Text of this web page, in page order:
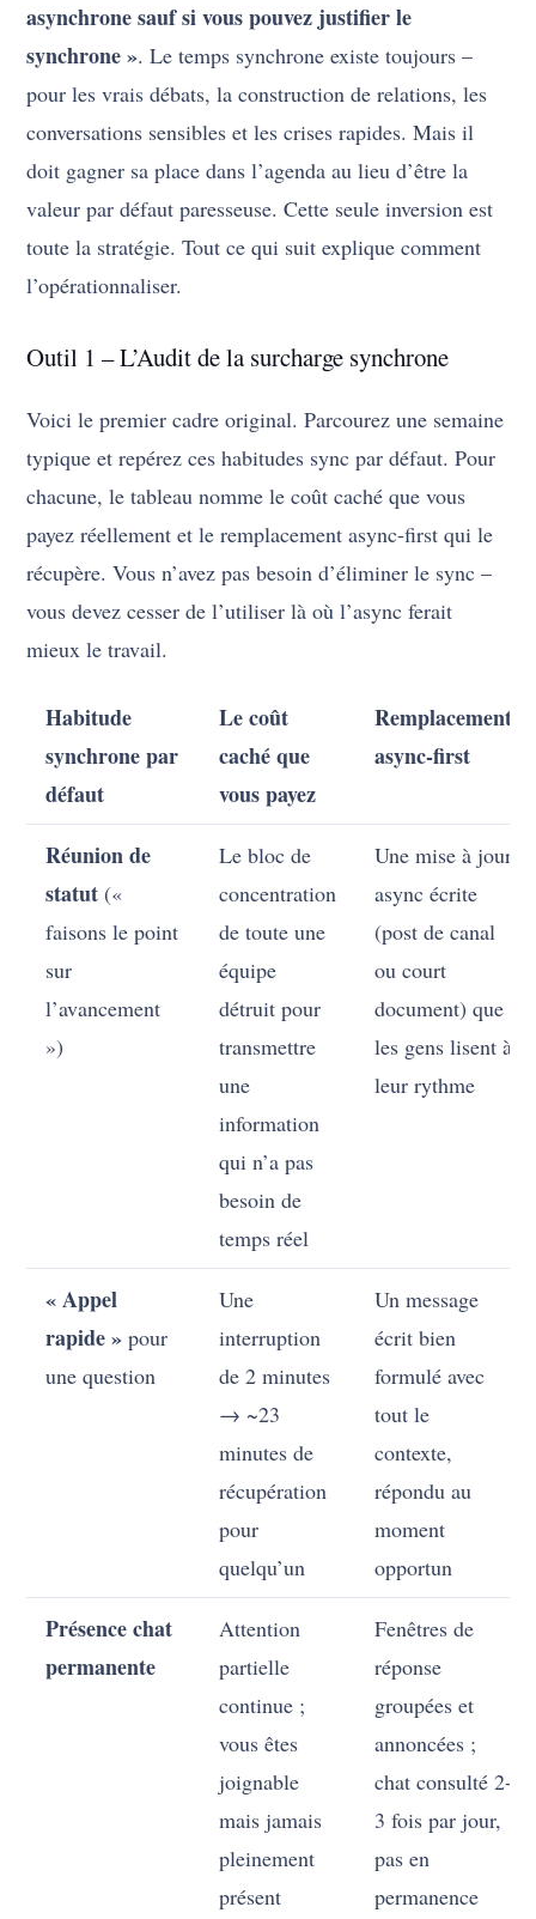
asynchrone sauf si vous pouvez justifier le
synchrone ». Le temps synchrone existe toujours –
pour les vrais débats, la construction de relations, les
conversations sensibles et les crises rapides. Mais il
doit gagner sa place dans l’agenda au lieu d’être la
valeur par défaut paresseuse. Cette seule inversion est
toute la stratégie. Tout ce qui suit explique comment
l’opérationnaliser.
Outil 1 – L’Audit de la surcharge synchrone
Voici le premier cadre original. Parcourez une semaine
typique et repérez ces habitudes sync par défaut. Pour
chacune, le tableau nomme le coût caché que vous
payez réellement et le remplacement async-first qui le
récupère. Vous n’avez pas besoin d’éliminer le sync –
vous devez cesser de l’utiliser là où l’async ferait
mieux le travail.
Habitude
synchrone par
défaut
Le coût
caché que
vous payez
Remplacement
async-first
Réunion de
statut («
faisons le point
sur
l’avancement
»)
Le bloc de
concentration
de toute une
équipe
détruit pour
transmettre
une
information
qui n’a pas
besoin de
temps réel
Une mise à jour
async écrite
(post de canal
ou court
document) que
les gens lisent à
leur rythme
« Appel
rapide » pour
une question
Une
interruption
de 2 minutes
→ ~23
minutes de
récupération
pour
quelqu’un
Un message
écrit bien
formulé avec
tout le
contexte,
répondu au
moment
opportun
Présence chat
permanente
Attention
partielle
continue ;
vous êtes
joignable
mais jamais
pleinement
présent
Fenêtres de
réponse
groupées et
annoncées ;
chat consulté 2-
3 fois par jour,
pas en
permanence